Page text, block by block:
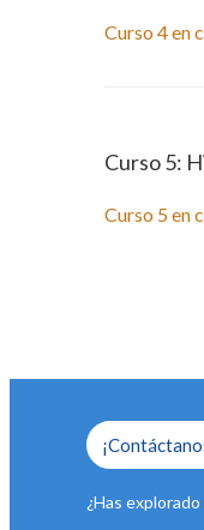
Curso 4 en
Curso 5:
Curso 5 en
¿Has